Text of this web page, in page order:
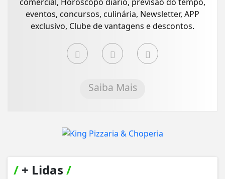
comercial, Horóscopo diário, previsão do tempo,
eventos, concursos, culinária, Newsletter, APP
exclusivo, Clube de vantagens e descontos.
Saiba Mais
/ + Lidas /